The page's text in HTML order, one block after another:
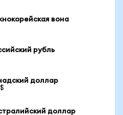
вона
рубль
доллар
доллар